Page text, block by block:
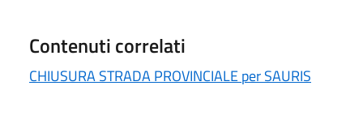
Contenuti correlati
CHIUSURA STRADA PROVINCIALE per SAURIS